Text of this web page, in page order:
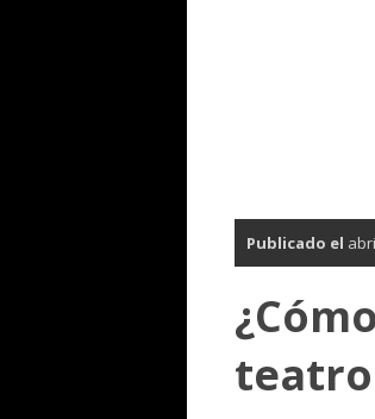
Publicado el
teatro